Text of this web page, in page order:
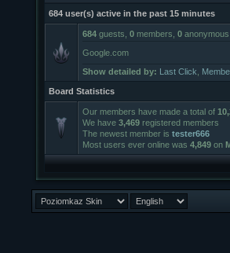
684 user(s) active in the past 15 minutes
684 guests, 0 members, 0
Google.com
Show detailed by: Last Click
Board Statistics
Our members have made a total of
We have 3,469 registered members
The newest member is tester666
Most users ever online was 4,849 on